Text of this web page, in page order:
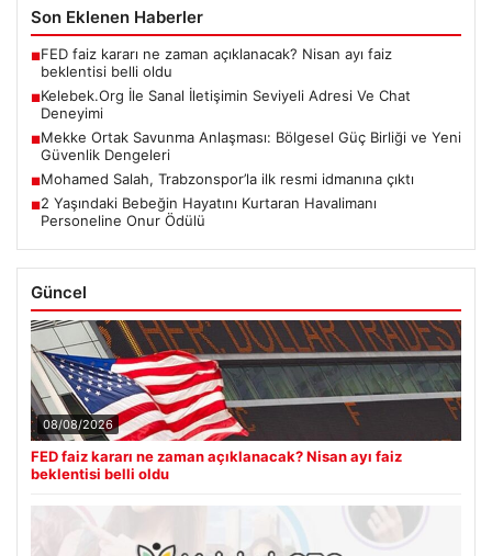
Son Eklenen Haberler
■FED faiz kararı ne zaman açıklanacak? Nisan ayı faiz
beklentisi belli oldu
■Kelebek.Org İle Sanal İletişimin Seviyeli Adresi Ve Chat
Deneyimi
■Mekke Ortak Savunma Anlaşması: Bölgesel Güç Birliği ve Yeni
Güvenlik Dengeleri
■Mohamed Salah, Trabzonspor’la ilk resmi idmanına çıktı
■2 Yaşındaki Bebeğin Hayatını Kurtaran Havalimanı
Personeline Onur Ödülü
Güncel
08/08/2026
FED faiz kararı ne zaman açıklanacak? Nisan ayı faiz
beklentisi belli oldu